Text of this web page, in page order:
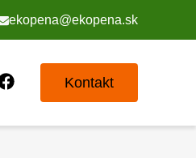
ekopena@ekopena.sk
Kontakt